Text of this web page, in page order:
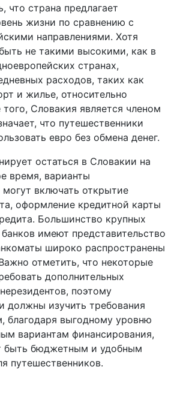
что страна предлагает
жизни по сравнению с
направлениями. Хотя
не такими высокими, как в
странах,
расходов, таких как
и жилье, относительно
Словакия является членом
что путешественники
евро без обмена денег.
остаться в Словакии на
время, варианты
включать открытие
оформление кредитной карты
Большинство крупных
имеют представительство
широко распространены
отметить, что некоторые
дополнительных
поэтому
должны изучить требования
благодаря выгодному уровню
вариантам финансирования,
быть бюджетным и удобным
путешественников.